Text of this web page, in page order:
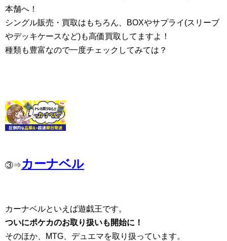
本舗へ！
シングル販売・買取はもちろん、BOXやサプライ(スリーブ
やデッキケースなど)も高価買取してますよ！
種類も豊富なので一度チェックしてみては？
③⇒ カーナベル
カーナベルといえば遊戯王です。
ついにポケカのお取り扱いも開始に！
そのほか、MTG、デュエマを取り扱っています。